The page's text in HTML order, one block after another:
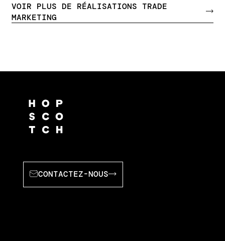
VOIR PLUS DE RÉALISATIONS TRADE
MARKETING
CONTACTEZ-NOUS